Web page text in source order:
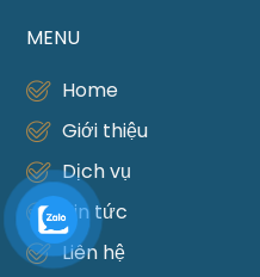
MENU
Home
Giới thiệu
Dịch vụ
Tin tức
Liên hệ